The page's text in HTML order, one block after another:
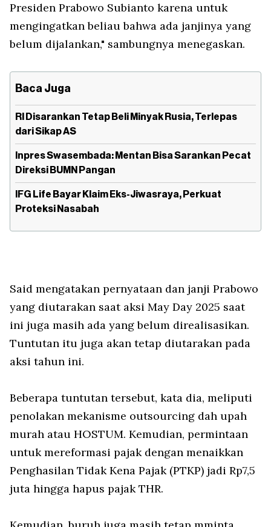
Presiden Prabowo Subianto karena untuk
mengingatkan beliau bahwa ada janjinya yang
belum dijalankan," sambungnya menegaskan.
Baca Juga
RI Disarankan Tetap Beli Minyak Rusia, Terlepas
dari Sikap AS
Inpres Swasembada: Mentan Bisa Sarankan Pecat
Direksi BUMN Pangan
IFG Life Bayar Klaim Eks-Jiwasraya, Perkuat
Proteksi Nasabah
Said mengatakan pernyataan dan janji Prabowo
yang diutarakan saat aksi May Day 2025 saat
ini juga masih ada yang belum direalisasikan.
Tuntutan itu juga akan tetap diutarakan pada
aksi tahun ini.
Beberapa tuntutan tersebut, kata dia, meliputi
penolakan mekanisme outsourcing dah upah
murah atau HOSTUM. Kemudian, permintaan
untuk mereformasi pajak dengan menaikkan
Penghasilan Tidak Kena Pajak (PTKP) jadi Rp7,5
juta hingga hapus pajak THR.